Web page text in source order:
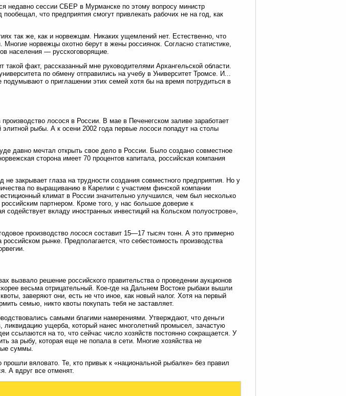
недавно сессии СБЕР в Мурманске по этому вопросу министр
что предприятия смогут привлекать рабочих не на год, как
так же, как и норвежцам. Никаких ущемлений нет. Естественно, что
норвежцы охотно берут в жены россиянок. Согласно статистике,
населения — русскоговорящие.
такой факт, рассказанный мне руководителями Архангельской области.
по обмену отправились на учебу в Университет Тромсе. И...
о приглашении этих семей хотя бы на время потрудиться в
лосося в России. В мае в Печенегском заливе заработает
рыбы. А к осени 2002 года первые лососи попадут на столы
давно мечтал открыть свое дело в России. Было создано совместное
сторона имеет 70 процентов капитала, российская компания
не закрывает глаза на трудности создания совместного предприятия. Но у
по выращиванию в Карелии с участием финской компании
климат в России значительно улучшился, чем был несколько
партнером. Кроме того, у нас большое доверие к
содействует вкладу иностранных инвестиций на Кольском полуострове»,
производство лосося составит 15—17 тысяч тонн. А это примерно
рынке. Предполагается, что себестоимость производства
вызвало решение российского правительства о проведении аукционов
весьма отрицательный. Кое-где на Дальнем Востоке рыбаки вышли
заверяют они, есть не что иное, как новый налог. Хотя на первый
семью, никто квоты покупать тебя не заставляет.
самыми благими намерениями. Утверждают, что деньги
ликвидацию ущерба, который нанес многолетний промысел, зачастую
ссылаются на то, что сейчас число хозяйств постоянно сокращается. У
за рыбу, которая еще не попала в сети. Многие хозяйства не
суммы.
вяловато. Те, кто привык к «национальной рыбалке» без правил
А вдруг все отменят.